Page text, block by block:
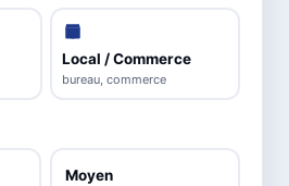
Local / Commerce
bureau, commerce
Moyen